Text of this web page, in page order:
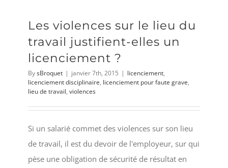
Les violences sur le lieu du
travail justifient-elles un
licenciement ?
BysBroquet | janvier 7th, 2015 | licenciement,
licenciement disciplinaire, licenciement pour faute grave,
lieu de travail, violences
Si un salarié commet des violences sur son lieu
de travail, il est du devoir de l'employeur, sur qui
pèse une obligation de sécurité de résultat en